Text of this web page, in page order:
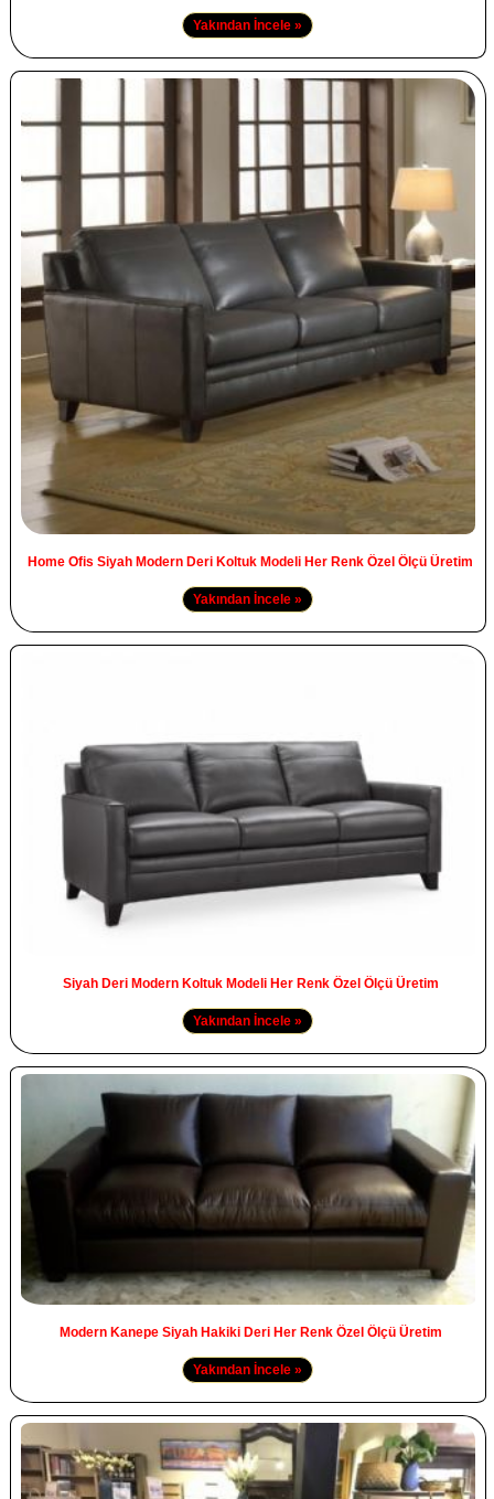
Yakından İncele »
Home Ofis Siyah Modern Deri Koltuk Modeli Her Renk Özel Ölçü Üretim
Yakından İncele »
Siyah Deri Modern Koltuk Modeli Her Renk Özel Ölçü Üretim
Yakından İncele »
Modern Kanepe Siyah Hakiki Deri Her Renk Özel Ölçü Üretim
Yakından İncele »